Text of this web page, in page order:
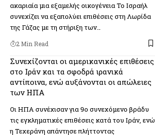
ακαριαία μια εξαμελής οικογένεια Το Ισραήλ
συνεχίζει να εξαπολύει επιθέσεις στη Λωρίδα
της Γάζας με τη στήριξη των…
2 Min Read
Συνεχίζονται οι αμερικανικές επιθέσεις
στο Ιράν και τα σφοδρά ιρανικά
αντίποινα, ενώ αυξάνονται οι απώλειες
των ΗΠΑ
Οι ΗΠΑ συνέχισαν για 9ο συνεχόμενο βράδυ
τις εγκληματικές επιθέσεις κατά του Ιράν, ενώ
η Τεχεράνη απάντησε πλήττοντας